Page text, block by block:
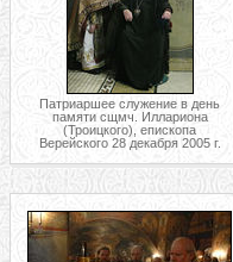
Патриаршее служение в день
памяти сщмч. Иллариона
(Троицкого), епископа
Верейского 28 декабря 2005 г.